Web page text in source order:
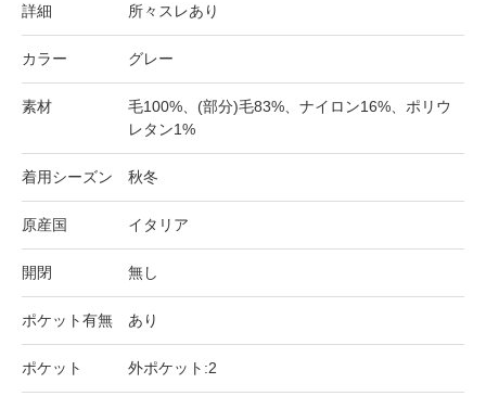
詳細 所々スレあり
カラー グレー
素材
毛100%、(部分)毛83%、ナイロン16%、ポリウ
レタン1%
着用シーズン 秋冬
原産国 イタリア
開閉 無し
ポケット有無 あり
ポケット 外ポケット:2